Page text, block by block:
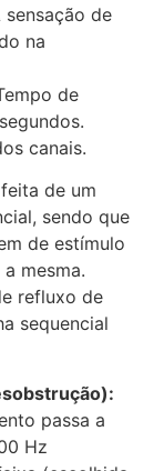
de
na
de
canais.
de um
sendo que
de estímulo
mesma.
refluxo de
sequencial
passa a
Hz